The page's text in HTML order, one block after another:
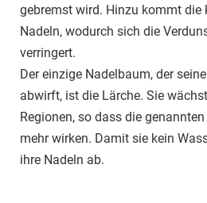
gebremst wird. Hinzu kommt die
Nadeln, wodurch sich die
verringert.
Der einzige Nadelbaum, der
abwirft, ist die Lärche. Sie
Regionen, so dass die
mehr wirken. Damit sie kein
ihre Nadeln ab.